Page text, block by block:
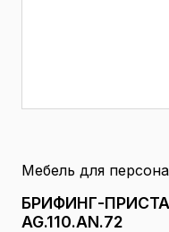
Мебель для
БРИФИНГ-
AG.110.AN.72